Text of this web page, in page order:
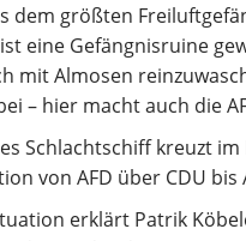
dem größten
eine Gefängnisruine
mit Almosen
– hier macht auch die
Schlachtschiff kreuzt
von AFD über CDU bis
erklärt Patrik